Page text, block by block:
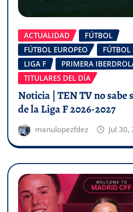
ACTUALIDAD
FÚTBOL
FÚTBOL EUROPEO
LIGA F
PRIMERA
TITULARES DEL DÍA
Noticia | TEN TV no sabe
de la Liga F 2026-2027
manulopezfdez Jul 30,